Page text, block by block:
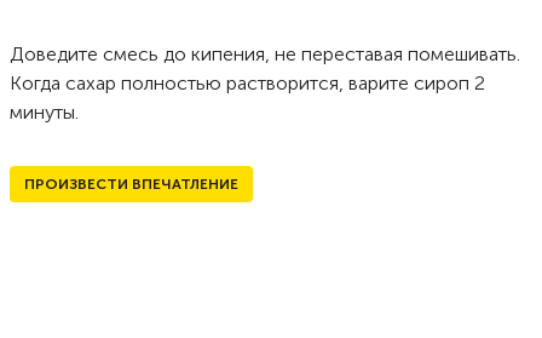
Доведите смесь до кипения, не переставая помешивать.
Когда сахар полностью растворится, варите сироп 2
минуты.
ПРОИЗВЕСТИ ВПЕЧАТЛЕНИЕ